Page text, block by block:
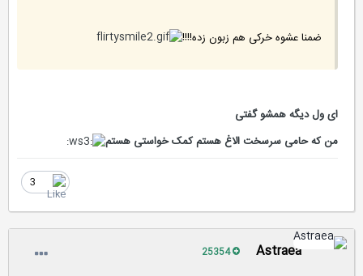
ضمنا عشوه خرکی هم زبون زده!!!!
ای ول دیگه همشو گفتی
من که حامی سرسخت الاغ هستم کمک خواستی هستم
Astraea